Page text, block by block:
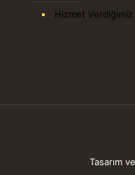
Hizmet Verdiğimiz
Tasarım